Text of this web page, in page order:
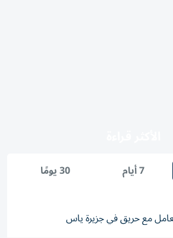
7 أيام 30 يومًا
مع حريق في جزيرة ياس